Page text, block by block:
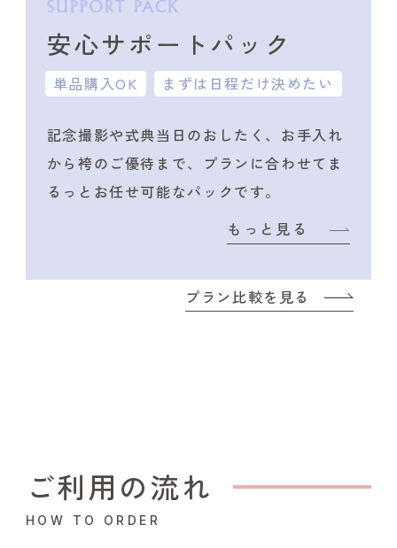
安心サポートパック
単品購入OK まずは日程だけ決めたい
記念撮影や式典当日のおしたく、 お手入れ
から袴のご優待まで、プランに合わせて ま
るっとお任せ可能なパックです。
もっと見る
プラン比較を見る
ご利用の流れ
HOW TO ORDER